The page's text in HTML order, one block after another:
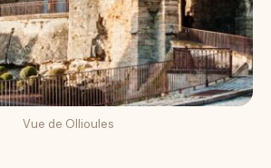
Vue de Ollioules